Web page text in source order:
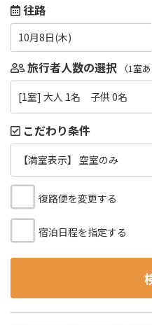
往路
10月8日(木)
旅行者人数の選択 （1室
[1室] 大人 1名 子供 0名
こだわり条件
【満室表示】 空室のみ
復路便を変更する
宿泊日程を指定する